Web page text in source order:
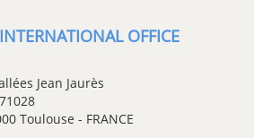
OFFICE
Jean Jaurès
Toulouse - FRANCE